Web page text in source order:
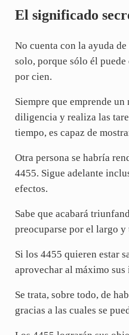
El significado
No cuenta con la ayuda
solo, porque sólo él
por cien.
Siempre que emprende
diligencia y realiza las
tiempo, es capaz de
Otra persona se habría
4455. Sigue adelante
efectos.
Sabe que acabará
preocuparse por el largo
Si los 4455 quieren estar
aprovechar al máximo
Se trata, sobre todo, de
gracias a las cuales se